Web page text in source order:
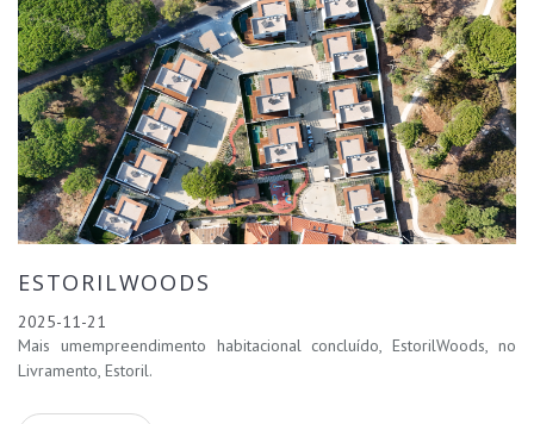
ESTORILWOODS
2025-11-21
Mais umempreendimento habitacional concluído, EstorilWoods, no
Livramento, Estoril.